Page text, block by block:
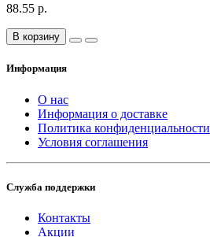
88.55 р.
В корзину
Информация
О нас
Информация о доставке
Политика конфиденциальности
Условия соглашения
Служба поддержки
Контакты
Акции